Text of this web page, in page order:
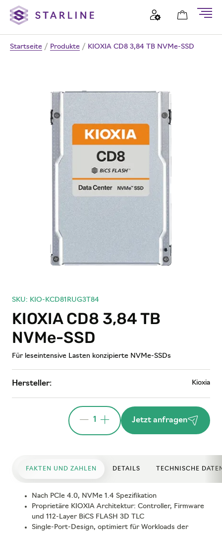
Startseite / Produkte / KIOXIA CD8 3,84 TB NVMe-SSD
SKU: KIO-KCD81RUG3T84
KIOXIA CD8 3,84 TB
NVMe-SSD
Für leseintensive Lasten konzipierte NVMe-SSDs
Hersteller: Kioxia
1 Jetzt anfragen
FAKTEN UND ZAHLEN DETAILS TECHNISCHE
Nach PCIe 4.0, NVMe 1.4 Spezifikation
Proprietäre KIOXIA Architektur: Controller, Firmware
und 112-Layer BiCS FLASH 3D TLC
Single-Port-Design, optimiert für Workloads der